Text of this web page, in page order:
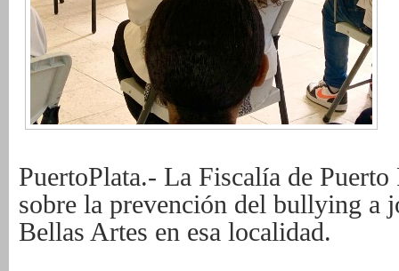
PuertoPlata.- La Fiscalía de
sobre la prevención del bullying a
Bellas Artes en esa localidad.